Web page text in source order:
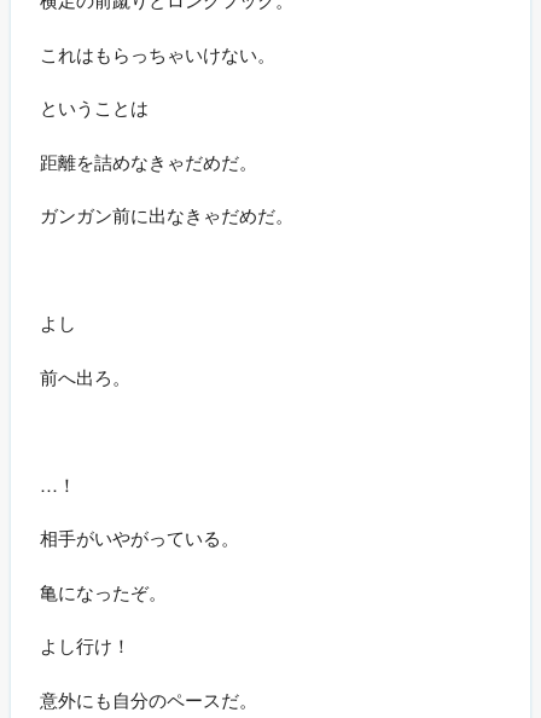
これはもらっちゃいけない。
ということは
距離を詰めなきゃだめだ。
ガンガン前に出なきゃだめだ。
よし
前へ出ろ。
…！
相手がいやがっている。
亀になったぞ。
よし行け！
意外にも自分のペースだ。